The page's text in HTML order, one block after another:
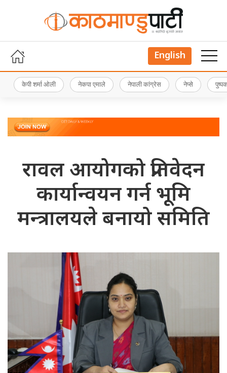
English
केपी शर्मा ओली नेकपा एमाले नेपाली कांग्रेस नेप्से
रावल आयोगको प्रतिवेदन
कार्यान्वयन गर्न भूमि
मन्त्रालयले बनायो समिति